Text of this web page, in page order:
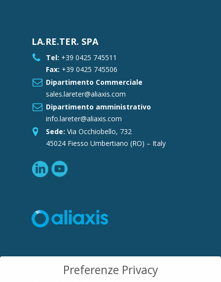
LA.RE.TER. SPA
Tel: +39 0425 745511
Fax: +39 0425 745506
Dipartimento Commerciale
sales.lareter@aliaxis.com
Dipartimento amministrativo
info.lareter@aliaxis.com
Sede: Via Occhiobello, 732
45024 Fiesso Umbertiano (RO) – Italy
Preferenze Privacy